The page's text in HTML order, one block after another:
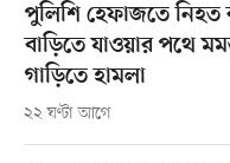
পুলিশি হেফাজতে নিহত
বাড়িতে যাওয়ার পথে
গাড়িতে হামলা
২২ ঘণ্টা আগে